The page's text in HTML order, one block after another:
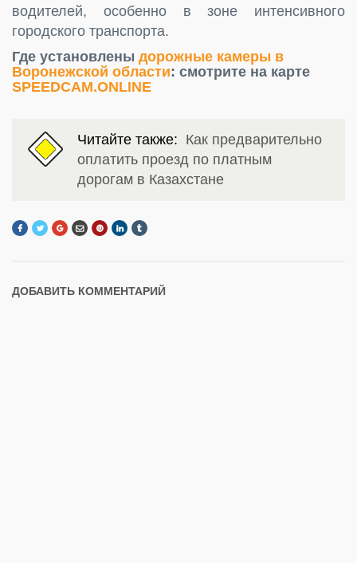
водителей, особенно в зоне интенсивного
городского транспорта.
Где установлены дорожные камеры в
Воронежской области: смотрите на карте
SPEEDCAM.ONLINE
Читайте также: Как предварительно
оплатить проезд по платным
дорогам в Казахстане
ДОБАВИТЬ КОММЕНТАРИЙ